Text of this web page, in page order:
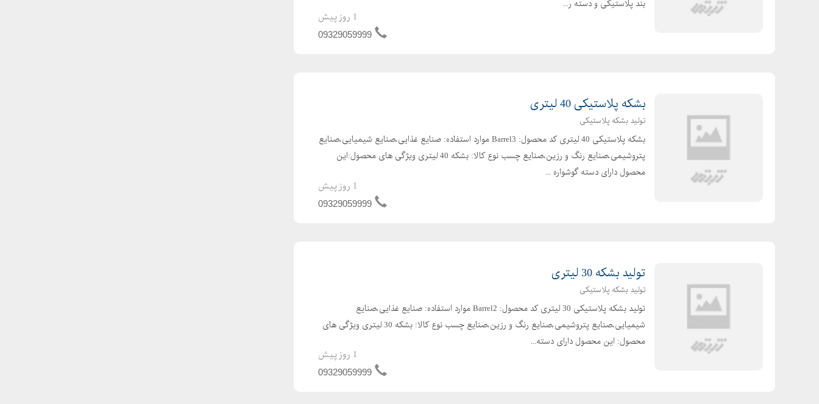
بند پلاستیکی و دسته ر...
1 روز پیش
09329059999
بشکه پلاستیکی 40 لیتری
تولید بشکه پلاستیکی
بشکه پلاستیکی 40 لیتری کد محصول: Barrel3 موارد استفاده: صنایع غذایی،صنایع شیمیایی،صنایع
پتروشیمی،صنایع رنگ و رزین،صنایع چسب نوع کالا: بشکه 40 لیتری ویژگی های محصول:این
محصول دارای دسته گوشواره ...
1 روز پیش
09329059999
تولید بشکه 30 لیتری
تولید بشکه پلاستیکی
تولید بشکه پلاستیکی 30 لیتری کد محصول: Barrel2 موارد استفاده: صنایع غذایی،صنایع
شیمیایی،صنایع پتروشیمی،صنایع رنگ و رزین،صنایع چسب نوع کالا: بشکه 30 لیتری ویژگی های
محصول: این محصول دارای دسته...
1 روز پیش
09329059999